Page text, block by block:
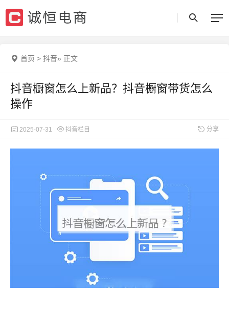
首页 > 抖音» 正文
抖音橱窗怎么上新品？抖音橱窗带货怎么
操作
2025-07-31 抖音栏目 分享